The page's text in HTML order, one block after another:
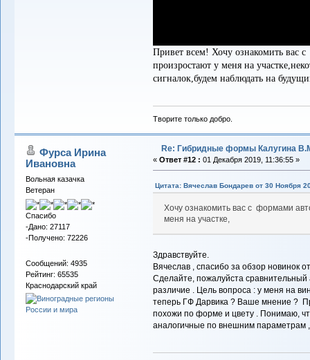
Привет всем! Хочу ознакомить вас
произростают у меня на
сигналок,будем наблюдать на
Творите только добро.
Фурса Ирина
Ивановна
Вольная казачка
Ветеран
Спасибо
-Дано: 27117
-Получено: 72226
Сообщений: 4935
Рейтинг: 65535
Краснодарский край
Re: Гибридные формы Калугина
« Ответ #12 : 01 Декабря 2019, 11:36:55 »
Цитата: Вячеслав Бондарев от 30 Ноября
Хочу ознакомить вас с формами
меня на участке,
Здравствуйте.
Вячеслав , спасибо за обзор новинок
Сделайте, пожалуйста
различие . Цель вопроса : у меня на
теперь ГФ Дарвика ? Ваше мнение ?
похожи по форме и цвету . Понимаю,
аналогичные по внешним параметрам